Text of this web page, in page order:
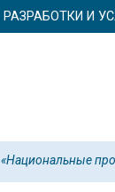
РАЗРАБОТКИ И